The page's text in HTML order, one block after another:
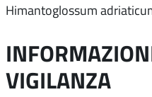
Himantoglossum
VIGILANZA